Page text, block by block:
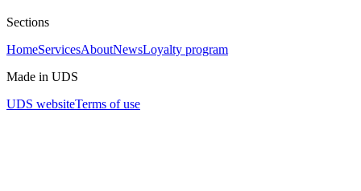
Sections
HomeServicesAboutNewsLoyalty program
Made in UDS
UDS websiteTerms of use